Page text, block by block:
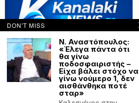
by Hostville”)
DON'T MISS
Ν. Αναστόπουλος:
«Έλεγα πάντα ότι
θα γίνω
ποδοσφαιριστής –
Είχα βάλει στόχο να
γίνω νούμερο 1, δεν
αισθάνθηκα ποτέ
σταρ»